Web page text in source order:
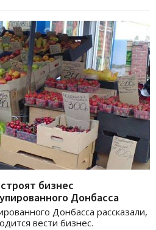
бизнес
Донбасса
Донбасса рассказали,
вести бизнес.